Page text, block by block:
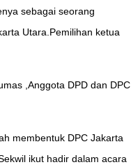
sebagai seorang
Utara.Pemilihan ketua
,Anggota DPD dan DPC
membentuk DPC Jakarta
ikut hadir dalam acara